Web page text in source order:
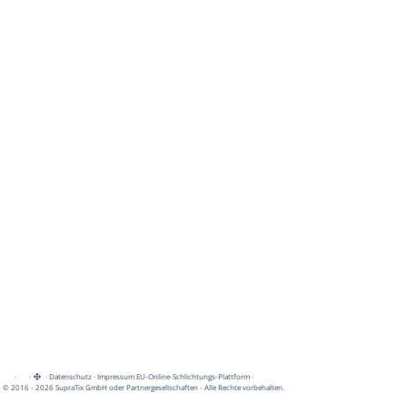
· · ·Datenschutz·Impressum EU-Online-Schlichtungs-Plattform·
© 2016 - 2026 SupraTix GmbH oder Partnergesellschaften - Alle Rechte vorbehalten.